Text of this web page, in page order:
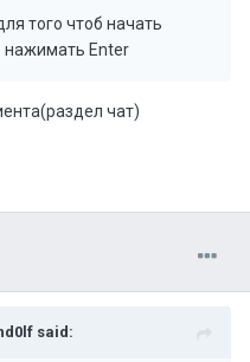
того чтоб начать
нажимать Enter
чат)
said: